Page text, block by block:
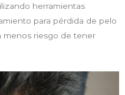
herramientas
para pérdida de pelo
menos riesgo de tener